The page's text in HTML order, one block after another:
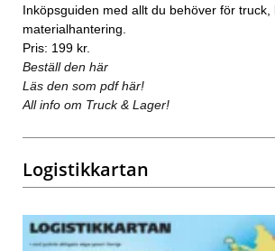
Inköpsguiden med allt du behöver för truck,
materialhantering.
Pris: 199 kr.
Beställ den här
Läs den som pdf här!
All info om Truck & Lager!
Logistikkartan